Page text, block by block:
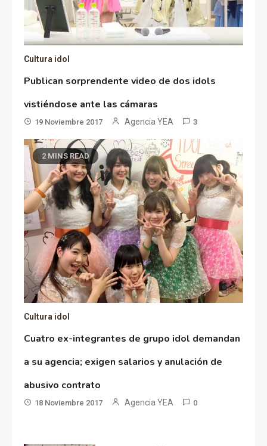
Cultura idol
Publican sorprendente video de dos idols
vistiéndose ante las cámaras
19 Noviembre 2017 Agencia YEA 3
2 MINS READ
Cultura idol
Cuatro ex-integrantes de grupo idol demandan
a su agencia; exigen salarios y anulación de
abusivo contrato
18 Noviembre 2017 Agencia YEA 0